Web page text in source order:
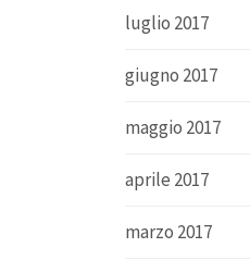
luglio 2017
giugno 2017
maggio 2017
aprile 2017
marzo 2017